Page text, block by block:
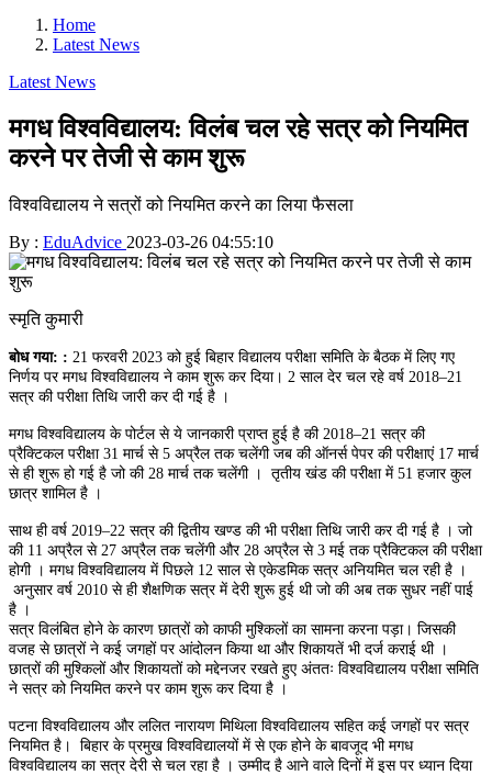
Home
Latest News
Latest News
मगध विश्वविद्यालय: विलंब चल रहे सत्र को नियमित
करने पर तेजी से काम शुरू
विश्वविद्यालय ने सत्रों को नियमित करने का लिया फैसला
By : EduAdvice 2023-03-26 04:55:10
स्मृति कुमारी
बोध गया: : 21 फरवरी 2023 को हुई बिहार विद्यालय परीक्षा समिति के बैठक में लिए गए
निर्णय पर मगध विश्वविद्यालय ने काम शुरू कर दिया। 2 साल देर चल रहे वर्ष 2018–21
सत्र की परीक्षा तिथि जारी कर दी गई है ।
मगध विश्वविद्यालय के पोर्टल से ये जानकारी प्राप्त हुई है की 2018–21 सत्र की
प्रैक्टिकल परीक्षा 31 मार्च से 5 अप्रैल तक चलेंगी जब की ऑनर्स पेपर की परीक्षाएं 17 मार्च
से ही शुरू हो गई है जो की 28 मार्च तक चलेंगी । तृतीय खंड की परीक्षा में 51 हजार कुल
छात्र शामिल है ।
साथ ही वर्ष 2019–22 सत्र की द्वितीय खण्ड की भी परीक्षा तिथि जारी कर दी गई है । जो
की 11 अप्रैल से 27 अप्रैल तक चलेंगी और 28 अप्रैल से 3 मई तक प्रैक्टिकल की परीक्षा
होगी । मगध विश्वविद्यालय में पिछले 12 साल से एकेडमिक सत्र अनियमित चल रही है ।
अनुसार वर्ष 2010 से ही शैक्षणिक सत्र में देरी शुरू हुई थी जो की अब तक सुधर नहीं पाई
है ।
सत्र विलंबित होने के कारण छात्रों को काफी मुश्किलों का सामना करना पड़ा। जिसकी
वजह से छात्रों ने कई जगहों पर आंदोलन किया था और शिकायतें भी दर्ज कराई थी ।
छात्रों की मुश्किलों और शिकायतों को मद्देनजर रखते हुए अंततः विश्वविद्यालय परीक्षा समिति
ने सत्र को नियमित करने पर काम शुरू कर दिया है ।
पटना विश्वविद्यालय और ललित नारायण मिथिला विश्वविद्यालय सहित कई जगहों पर सत्र
नियमित है। बिहार के प्रमुख विश्वविद्यालयों में से एक होने के बावजूद भी मगध
विश्वविद्यालय का सत्र देरी से चल रहा है । उम्मीद है आने वाले दिनों में इस पर ध्यान दिया